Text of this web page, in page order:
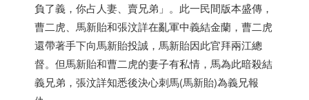
負了義，你占人妻、賣兄弟」。此一民間版本盛傳，
曹二虎、馬新貽和張汶詳在亂軍中義結金蘭，曹二虎
還帶著手下向馬新貽投誠，馬新貽因此官拜兩江總
督。但馬新貽和曹二虎的妻子有私情，馬為此暗殺結
義兄弟，張汶詳知悉後決心刺馬(馬新貽)為義兄報